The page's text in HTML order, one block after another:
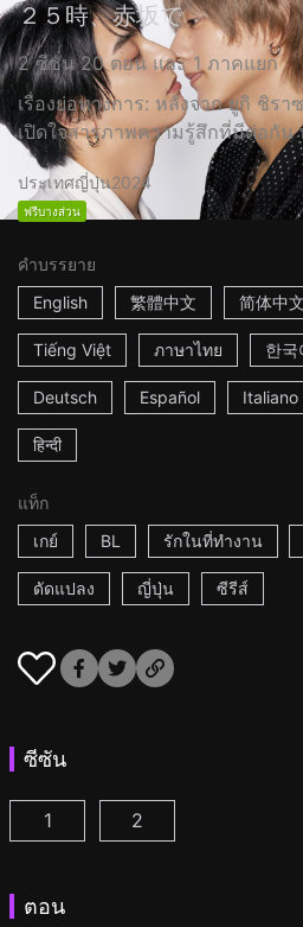
２５時、赤坂で
2 ซีซั่น 20 ตอน และ 1 ภาคแยก
เรื่องย่อทางการ: หลังจาก ยูกิ ชิร
เปิดใจสารภาพความรู้สึกที่มีต่อกัน
ประเทศญี่ปุ่น2024
ฟรีบางส่วน
คำบรรยาย
English
繁體中文 简体中文
Tiếng Việt ภาษาไทย 한국
Deutsch Español Italiano
हिन्दी
แท็ก
เกย์
BL รักในที่ทำงาน
ดัดแปลง ญี่ปุ่น ซีรีส์
ซีซัน
เวลา 25.00 น. ณ อาคาซากะ ต
1 เวลา 25.00 น. ณ อ
2
ตอน